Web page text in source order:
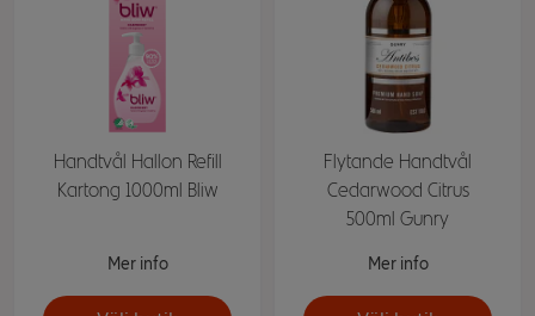
Handtvål Hallon Refill
Kartong 1000ml Bliw
Mer info
Flytande Handtvål
Cedarwood Citrus
500ml Gunry
Mer info